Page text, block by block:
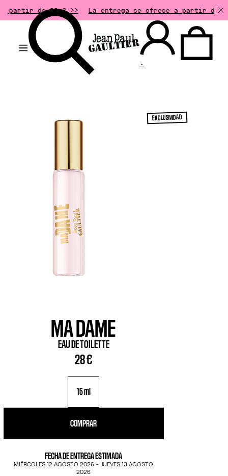
90 € >> La entrega se ofrece a partir de 50€ de
.
EXCLUSIVIDAD
MA DAME
EAU DE TOILETTE
28 €
15 ml
COMPRAR
FECHA DE ENTREGA ESTIMADA
MIÉRCOLES 12 AGOSTO 2026 - JUEVES 13 AGOSTO
2026